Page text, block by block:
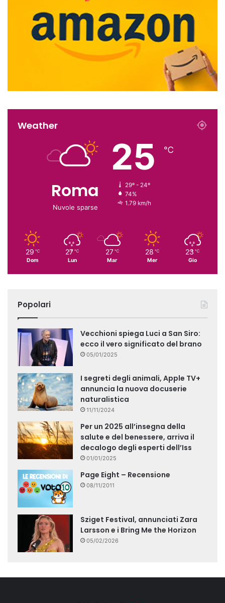
Weather
Roma
Nuvole sparse
25 ℃
29º - 24º
74%
1.79 km/h
29 ℃
Dom
27 ℃
Lun
27 ℃
Mar
28 ℃
Mer
23 ℃
Gio
Popolari
Vecchioni spiega Luci a San Siro:
ecco il vero significato del brano
05/01/2025
I segreti degli animali, Apple TV+
annuncia la nuova docuserie
naturalistica
11/11/2024
Per un 2025 all’insegna della
salute e del benessere, arriva il
decalogo degli esperti dell’Iss
01/01/2025
Page Eight – Recensione
08/11/2011
Sziget Festival, annunciati Zara
Larsson e i Bring Me the Horizon
05/02/2026